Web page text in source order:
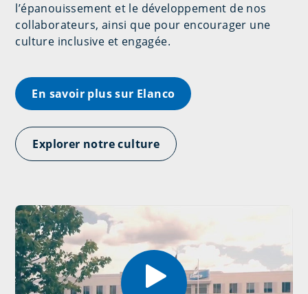
l’épanouissement et le développement de nos
collaborateurs, ainsi que pour encourager une
culture inclusive et engagée.
En savoir plus sur Elanco
Explorer notre culture